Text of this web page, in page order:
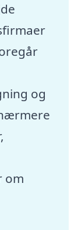
og
om